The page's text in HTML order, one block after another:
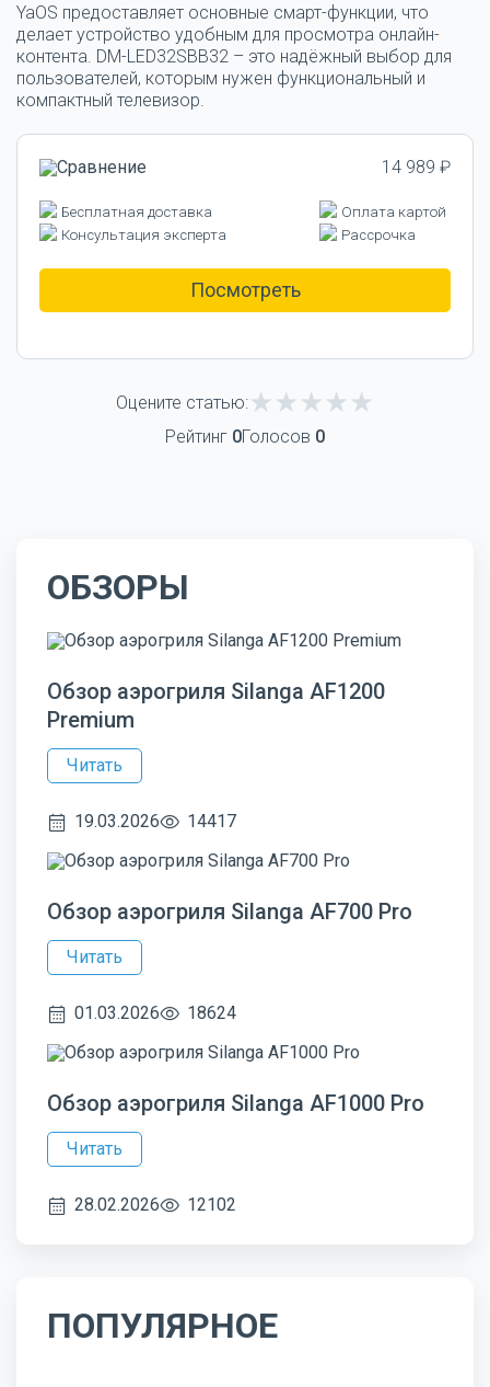
YaOS предоставляет основные смарт-функции, что
делает устройство удобным для просмотра онлайн-
контента. DM-LED32SBB32 – это надёжный выбор для
пользователей, которым нужен функциональный и
компактный телевизор.
14 989 ₽
Бесплатная доставка
Оплата картой
Консультация эксперта
Рассрочка
Посмотреть
Оцените статью:
Рейтинг 0Голосов 0
ОБЗОРЫ
Обзор аэрогриля Silanga AF1200
Premium
Читать
19.03.2026 14417
Обзор аэрогриля Silanga AF700 Pro
Читать
01.03.2026 18624
Обзор аэрогриля Silanga AF1000 Pro
Читать
28.02.2026 12102
ПОПУЛЯРНОЕ